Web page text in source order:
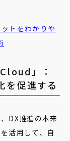
トをわかりや
」：
を促進する
DX推進の本来
活用して、自